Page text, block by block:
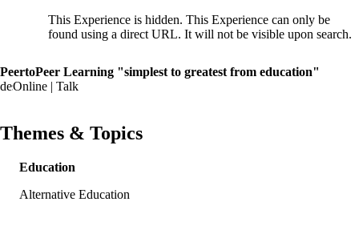
This Experience is hidden. This Experience can only be
found using a direct URL. It will not be visible upon search.
PeertoPeer Learning "simplest to greatest from education"
Online | Talk
Themes & Topics
Education
Alternative Education